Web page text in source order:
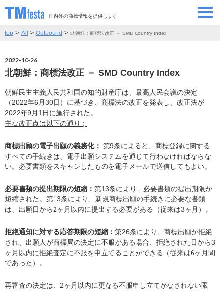
国内外の商標情報を提供します
SEMINAR/EVENT
ABOUT
CONTRIBUTORS 情報提供者
CONTACT お問い合わせ
top > All > Outbound > 北朝鮮：商標法改正 － SMD Country Index
2022-10-26
北朝鮮：商標法改正 － SMD Country Index
朝鮮民主主義人民共和国の知的財産庁は、最高人民会議の決定
（2022年6月30日）に基づき、商標法の改正を発表し、改正法が
2022年9月1日に施行された。
主な改正点は以下の通り；
商標出願の電子出願の義務化： 第9条によると、商標登録に関する
すべての手続きは、電子出願システムを通じて行わなければならな
い。必要書類をスキャンしたものを電子メールで送信してもよい。
必要書類の提出期限の短縮： 第13条により、必要書類の提出期限が
短縮された。第13条により、新規商標出願の手続きに必要な書類
は、出願日から2ヶ月以内に提出する必要がある（従来は3ヶ月）。
拒絶通知に対する応答期限の短縮： 第26条により、商標出願が拒絶
され、出願人が商標局の決定に不服がある場合、拒絶された日から3
ヶ月以内に拒絶査定に不服を申立てることができる（従来は6ヶ月間
であった）。
再審査の決定は、2ヶ月以内に更なる不服申し立てがなされない限